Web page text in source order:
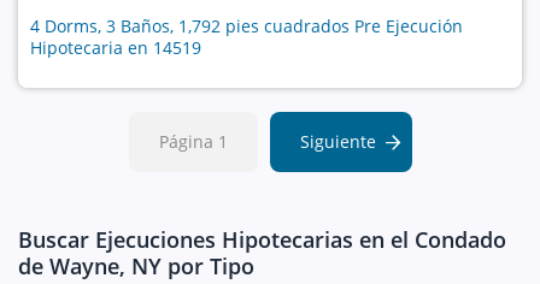
4 Dorms, 3 Baños, 1,792 pies cuadrados Pre Ejecución
Hipotecaria en 14519
Página 1 Siguiente
Buscar Ejecuciones Hipotecarias en el Condado
de Wayne, NY por Tipo